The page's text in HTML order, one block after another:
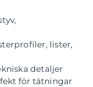
lister,
detaljer
för tätningar